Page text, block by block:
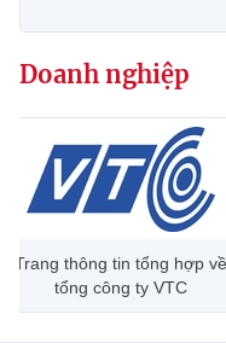
©2026 Bản quyền thuộc
(Ghi rõ nguồn "https://
Doanh nghiệp
Trang thông tin tổng hợp về
tổng công ty VTC